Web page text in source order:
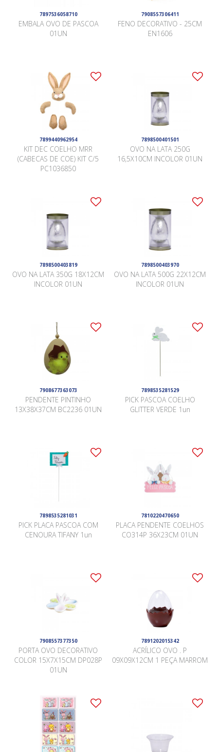
7897536058710
EMBALA OVO DE PASCOA
01UN
7908557306411
FENO DECORATIVO - 25CM
EN1606
7899440962954
KIT DEC COELHO MRR
(CABECAS DE COE) KIT C/5
PC1036850
7898500401501
OVO NA LATA 250G
16,5X10CM INCOLOR 01UN
7898500403819
OVO NA LATA 350G 18X12CM
INCOLOR 01UN
7898500403970
OVO NA LATA 500G 22X12CM
INCOLOR 01UN
7908677363073
PENDENTE PINTINHO
13X38X37CM BC2236 01UN
7898535281529
PICK PASCOA COELHO
GLITTER VERDE 1un
7898535281031
PICK PLACA PASCOA COM
CENOURA TIFANY 1un
7810220470650
PLACA PENDENTE COELHOS
CO314P 36X23CM 01UN
7908557377350
PORTA OVO DECORATIVO
COLOR 15X7X15CM DP028P
01UN
7891202015342
ACRÍLICO OVO . P
09X09X12CM 1 PEÇA MARROM